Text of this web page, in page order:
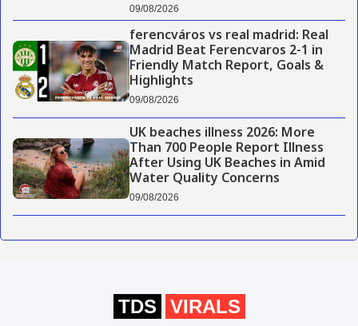
09/08/2026
ferencváros vs real madrid: Real
Madrid Beat Ferencvaros 2-1 in
Friendly Match Report, Goals &
Highlights
09/08/2026
UK beaches illness 2026: More
Than 700 People Report Illness
After Using UK Beaches in Amid
Water Quality Concerns
09/08/2026
TDS VIRALS